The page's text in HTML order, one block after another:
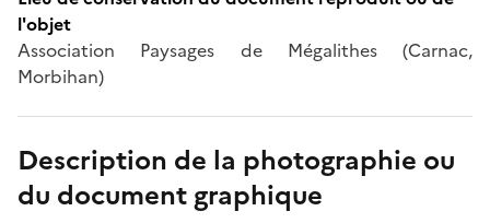
l'objet
Association Paysages de Mégalithes (Carnac,
Morbihan)
Description de la photographie ou
du document graphique